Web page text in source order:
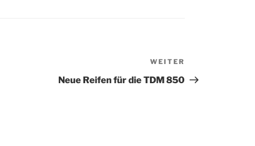
Beitrag
WEITER
Neue Reifen für die TDM 850